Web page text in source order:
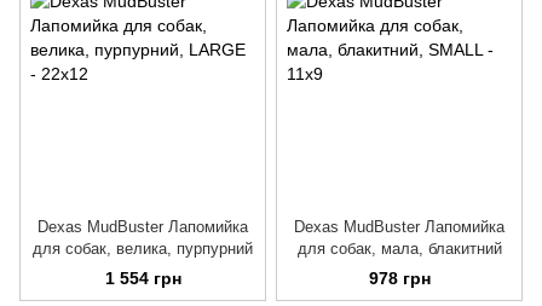
Dexas MudBuster Лапомийка
для собак, велика, пурпурний
1 554 грн
Dexas MudBuster Лапомийка
для собак, мала, блакитний
978 грн